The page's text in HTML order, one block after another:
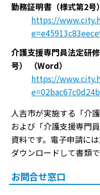
勤務証明書（様式第2
https://
介護支援専門員法定研
号）
（Word）
https://
人吉市が実施する「介
および「介護支援専門
資料です。電子申請に
ダウンロードして書類
お問合せ窓口